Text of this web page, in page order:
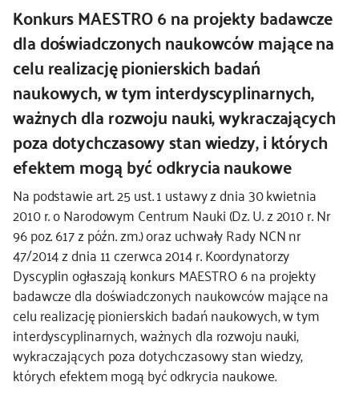
dla ekspertów
efekty NCN
współpraca międzynarodowa
nagroda NCN
kontakt
Konkurs MAESTRO 6 na projekty badawcze
dla doświadczonych naukowców mające na
celu realizację pionierskich badań
naukowych, w tym interdyscyplinarnych,
ważnych dla rozwoju nauki, wykraczających
poza dotychczasowy stan wiedzy, i których
efektem mogą być odkrycia naukowe
Na podstawie art. 25 ust. 1 ustawy z dnia 30 kwietnia
2010 r. o Narodowym Centrum Nauki (Dz. U. z 2010 r. Nr
96 poz. 617 z późn. zm.) orazuchwały Rady NCN nr
47/2014z dnia 11 czerwca 2014 r. Koordynatorzy
Dyscyplin ogłaszają konkurs MAESTRO 6 na projekty
badawcze dla doświadczonych naukowców mające na
celu realizację pionierskich badań naukowych, w tym
interdyscyplinarnych, ważnych dla rozwoju nauki,
wykraczających poza dotychczasowy stan wiedzy,
których efektem mogą być odkrycia naukowe.